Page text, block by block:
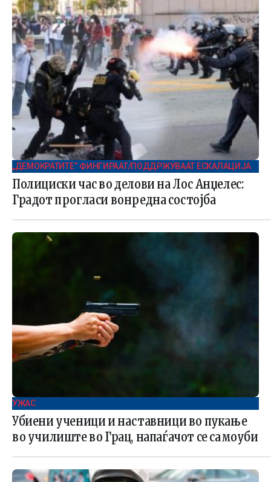
„ДЕМОКРАТИТЕ“ ФИНГИРААТ/ПОДДРЖУВААТ ЕСКАЛАЦИЈА
Полициски час во делови на Лос Анџелес:
Градот прогласи вонредна состојба
УЖАС
Убиени ученици и наставници во пукање
во училиште во Грац, напаѓачот се самоуби